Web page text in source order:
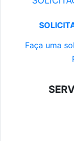
Faça uma